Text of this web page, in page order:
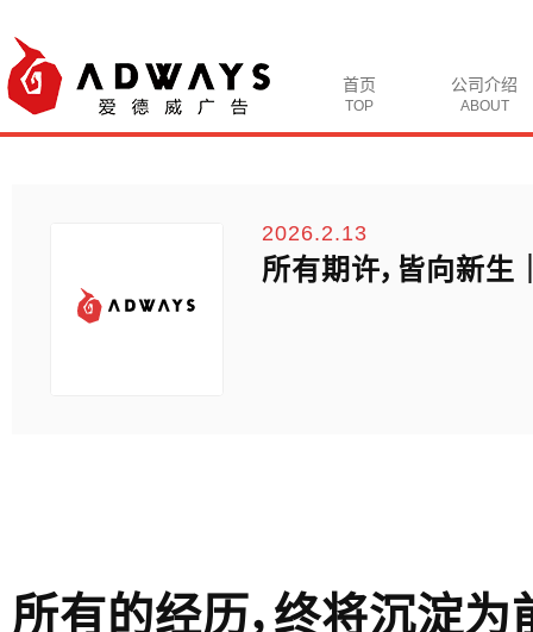
首页
TOP
公司介绍
ABOUT
2026.2.13
所有期许，皆向新
所有的经历，终将沉淀为